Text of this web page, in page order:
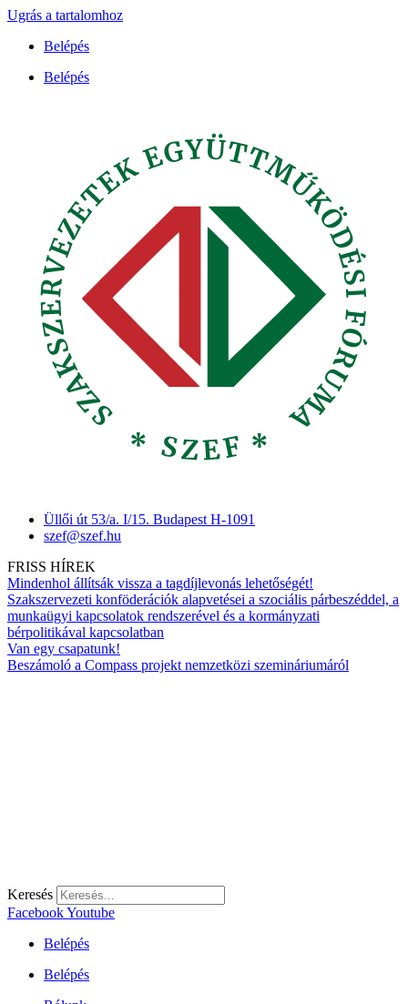
Ugrás a tartalomhoz
Belépés
Belépés
Üllői út 53/a. I/15. Budapest H-1091
szef@szef.hu
FRISS HÍREK
Mindenhol állítsák vissza a tagdíjlevonás lehetőségét!
Szakszervezeti konföderációk alapvetései a szociális párbeszéddel, a
munkaügyi kapcsolatok rendszerével és a kormányzati
bérpolitikával kapcsolatban
Van egy csapatunk!
Beszámoló a Compass projekt nemzetközi szemináriumáról
Keresés
FacebookYoutube
Belépés
Belépés